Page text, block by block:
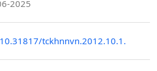
2025
tckhnnvn.2012.10.1.